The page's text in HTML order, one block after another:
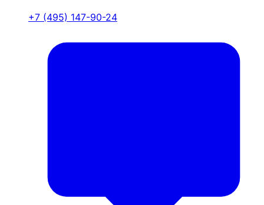
+7 (495) 147-90-24